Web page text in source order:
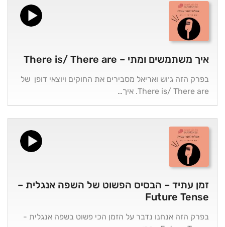
איך משתמשים ומתי – There is/ There are
בפרק הזה ג׳וש ואריאל מסבירים את החוקים ויוצאי דופן של
There is/ There are. איך…
זמן עתיד – הבסיס הפשוט של השפה אנגלית –
Future Tense
בפרק הזה אנחנו נדבר על הזמן הכי פשוט בשפה אנגלית -